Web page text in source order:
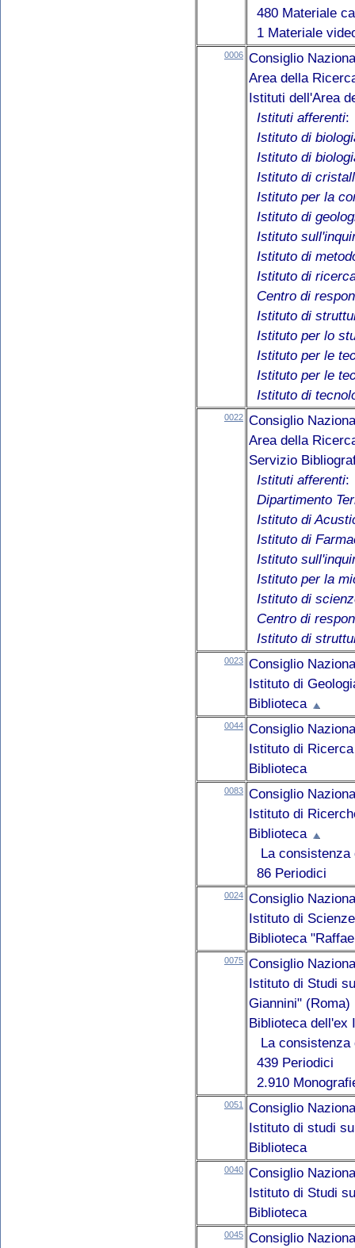
480 Materiale
1 Materiale
0006 Consiglio
Area della
Istituti dell'Area
Istituti afferenti:
Istituto di
Istituto di
Istituto di
Istituto per la
Istituto di
Istituto
Istituto di
Istituto di
Centro di
Istituto di
Istituto per lo
Istituto per le
Istituto per le
Istituto di
0022 Consiglio
Area della
Servizio
Istituti afferenti:
Dipartimento
Istituto di
Istituto di
Istituto
Istituto per la
Istituto di
Centro di
Istituto di
0023 Consiglio
Istituto di
Biblioteca
0044 Consiglio
Istituto di
Biblioteca
0083 Consiglio
Istituto di
Biblioteca
La
86 Periodici
0024 Consiglio
Istituto di
Biblioteca
0075 Consiglio
Istituto di Studi
Giannini" (Roma)
Biblioteca dell'ex
La
439 Periodici
2.910
0051
Consiglio
Istituto di studi
Biblioteca
0040 Consiglio
Istituto di Studi
Biblioteca
0045 Consiglio